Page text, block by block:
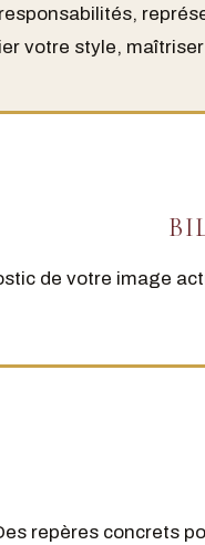
votre style,
de votre image
repères concrets